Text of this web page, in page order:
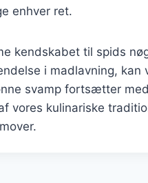
enhver ret.
kendskabet til spids
i madlavning, kan
svamp fortsætter
vores kulinariske